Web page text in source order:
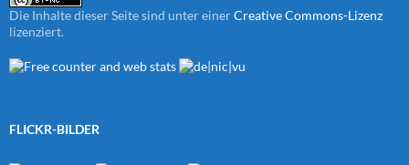
Die Inhalte dieser Seite sind unter einerCreative Commons-Lizenz
lizenziert.
FLICKR-BILDER